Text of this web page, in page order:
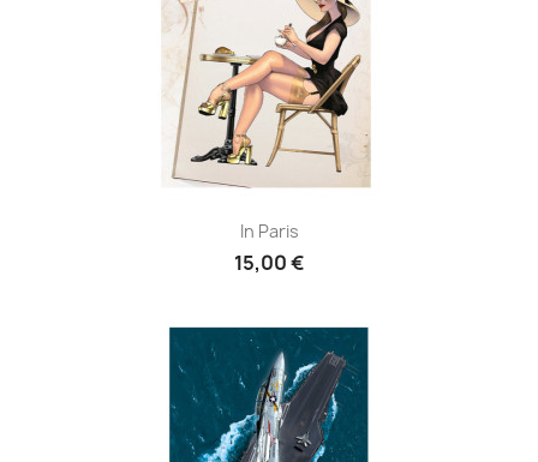
In Paris
15,00 €